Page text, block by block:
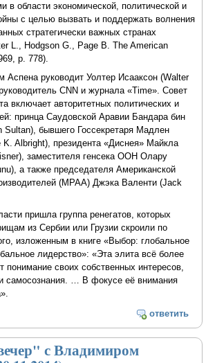
в области экономической, политической и
с целью вызвать и поддержать волнения
стратегически важных странах
L., Hodgson G., Page B. The American
p. 778).
Аспена руководит Уолтер Исааксон (Walter
CNN и журнала «Time». Совет
включает авторитетных политических и
принца Саудовской Аравии Бандара бин
Sultan), бывшего Госсекретаря Мадлен
K. Albright), президента «Диснея» Майкла
заместителя генсека ООН Олару
а также председателя Американской
(MPAA) Джэка Валенти (Jack
пришла группа ренегатов, которых
из Сербии или Грузии скроили по
изложенным в книге «Выбор: глобальное
лидерство»: «Эта элита всё более
понимание своих собственных интересов,
самосознания. … В фокусе её внимания
ответить
с Владимиром